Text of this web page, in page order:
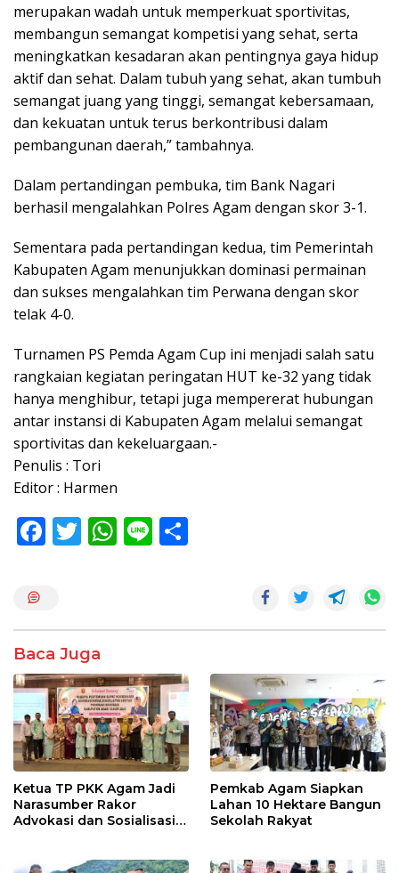
merupakan wadah untuk memperkuat sportivitas,
membangun semangat kompetisi yang sehat, serta
meningkatkan kesadaran akan pentingnya gaya hidup
aktif dan sehat. Dalam tubuh yang sehat, akan tumbuh
semangat juang yang tinggi, semangat kebersamaan,
dan kekuatan untuk terus berkontribusi dalam
pembangunan daerah,” tambahnya.
Dalam pertandingan pembuka, tim Bank Nagari
berhasil mengalahkan Polres Agam dengan skor 3-1.
Sementara pada pertandingan kedua, tim Pemerintah
Kabupaten Agam menunjukkan dominasi permainan
dan sukses mengalahkan tim Perwana dengan skor
telak 4-0.
Turnamen PS Pemda Agam Cup ini menjadi salah satu
rangkaian kegiatan peringatan HUT ke-32 yang tidak
hanya menghibur, tetapi juga mempererat hubungan
antar instansi di Kabupaten Agam melalui semangat
sportivitas dan kekeluargaan.-
Penulis : Tori
Editor : Harmen
F
o
o
k
T W
p
p
Li
Baca Juga
Ketua TP PKK Agam Jadi
Narasumber Rakor
Advokasi dan Sosialisasi
Pemkab Agam Siapkan
Lahan 10 Hektare Bangun
Sekolah Rakyat